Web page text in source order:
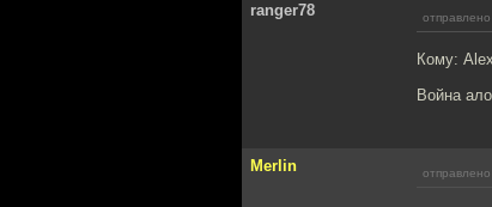
ranger78
Кому:
Война
Merlin